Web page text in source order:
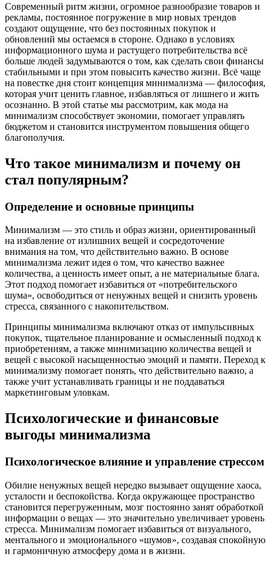
Современный ритм жизни, огромное разнообразие товаров и
рекламы, постоянное погружение в мир новых трендов
создают ощущение, что без постоянных покупок и
обновлений мы остаемся в стороне. Однако в условиях
информационного шума и растущего потребительства всё
больше людей задумываются о том, как сделать свои финансы
стабильными и при этом повысить качество жизни. Всё чаще
на повестке дня стоит концепция минимализма — философия,
которая учит ценить главное, избавляться от лишнего и жить
осознанно. В этой статье мы рассмотрим, как мода на
минимализм способствует экономии, помогает управлять
бюджетом и становится инструментом повышения общего
благополучия.
Что такое минимализм и почему он
стал популярным?
Определение и основные принципы
Минимализм — это стиль и образ жизни, ориентированный
на избавление от излишних вещей и сосредоточение
внимания на том, что действительно важно. В основе
минимализма лежит идея о том, что качество важнее
количества, а ценность имеет опыт, а не материальные блага.
Этот подход помогает избавиться от «потребительского
шума», освободиться от ненужных вещей и снизить уровень
стресса, связанного с накопительством.
Принципы минимализма включают отказ от импульсивных
покупок, тщательное планирование и осмысленный подход к
приобретениям, а также минимизацию количества вещей и
вещей с высокой насыщенностью эмоций и памяти. Переход к
минимализму помогает понять, что действительно важно, а
также учит устанавливать границы и не поддаваться
маркетинговым уловкам.
Психологические и финансовые
выгоды минимализма
Психологическое влияние и управление стрессом
Обилие ненужных вещей нередко вызывает ощущение хаоса,
усталости и беспокойства. Когда окружающее пространство
становится перегруженным, мозг постоянно занят обработкой
информации о вещах — это значительно увеличивает уровень
стресса. Минимализм помогает избавиться от визуального,
ментального и эмоционального «шумов», создавая спокойную
и гармоничную атмосферу дома и в жизни.